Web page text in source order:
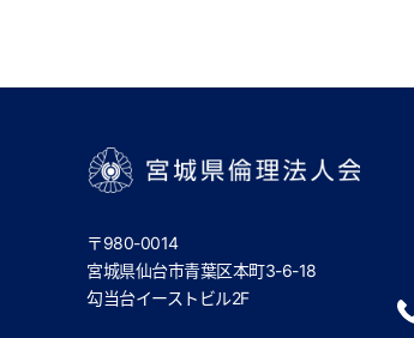
〒980-0014
宮城県仙台市青葉区本町3-6-18
勾当台イーストビル2F